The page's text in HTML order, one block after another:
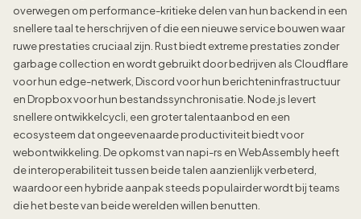
overwegen om performance-kritieke delen van hun backend in een
snellere taal te herschrijven of die een nieuwe service bouwen waar
ruwe prestaties cruciaal zijn. Rust biedt extreme prestaties zonder
garbage collection en wordt gebruikt door bedrijven als Cloudflare
voor hun edge-netwerk, Discord voor hun berichteninfrastructuur
en Dropbox voor hun bestandssynchronisatie. Node.js levert
snellere ontwikkelcycli, een groter talentaanbod en een
ecosysteem dat ongeevenaarde productiviteit biedt voor
webontwikkeling. De opkomst van napi-rs en WebAssembly heeft
de interoperabiliteit tussen beide talen aanzienlijk verbeterd,
waardoor een hybride aanpak steeds populairder wordt bij teams
die het beste van beide werelden willen benutten.